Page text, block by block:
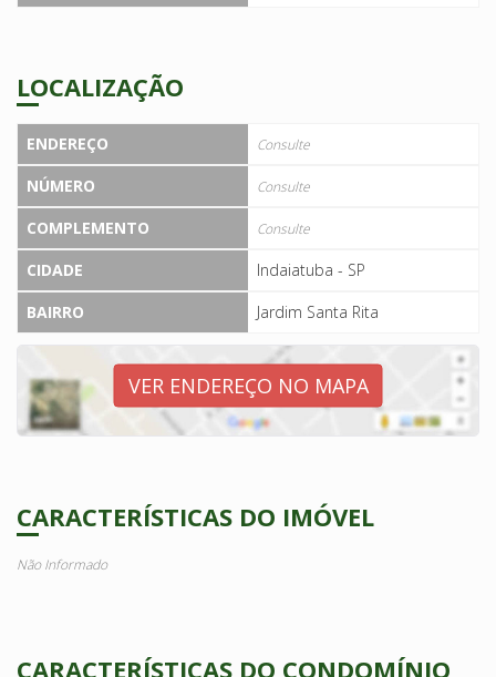
LOCALIZAÇÃO
ENDEREÇO Consulte
NÚMERO Consulte
COMPLEMENTO Consulte
CIDADE
Indaiatuba - SP
BAIRRO
Jardim Santa Rita
VER ENDEREÇO NO MAPA
CARACTERÍSTICAS DO IMÓVEL
Não Informado
CARACTERÍSTICAS DO CONDOMÍNIO